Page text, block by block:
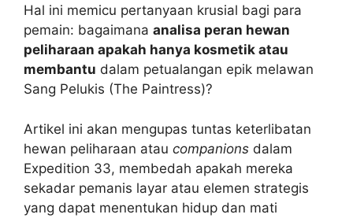
Hal ini memicu pertanyaan krusial bagi para
pemain: bagaimana analisa peran hewan
peliharaan apakah hanya kosmetik atau
membantu dalam petualangan epik melawan
Sang Pelukis (The Paintress)?
Artikel ini akan mengupas tuntas keterlibatan
hewan peliharaan atau companions dalam
Expedition 33, membedah apakah mereka
sekadar pemanis layar atau elemen strategis
yang dapat menentukan hidup dan mati